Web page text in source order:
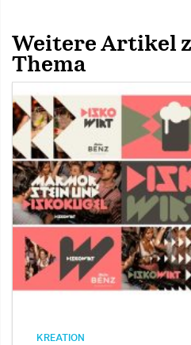
Weitere Artikel
Thema
KREATION